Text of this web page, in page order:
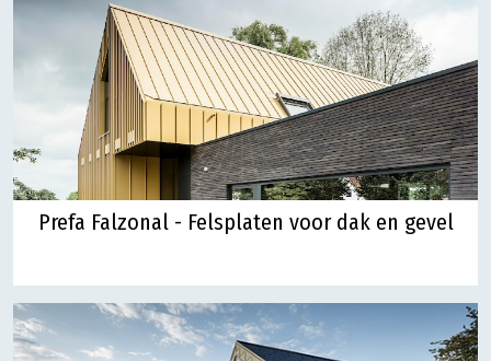
Prefa Falzonal - Felsplaten voor dak en gevel